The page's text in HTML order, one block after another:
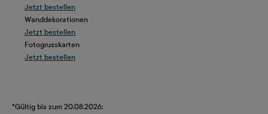
Jetzt bestellen
Wanddekorationen
Jetzt bestellen
Fotogrusskarten
Jetzt bestellen
*Gültig bis zum 20.08.2026: